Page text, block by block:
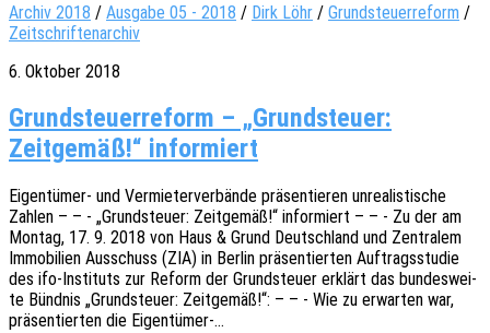
Archiv 2018 / Ausgabe 05 - 2018 / Dirk Löhr / Grundsteuerreform /
Zeitschriftenarchiv
6. Oktober 2018
Grundsteuerreform – „Grundsteuer:
Zeitgemäß!“ informiert
Eigen­­tü­­mer- und Vermie­ter­ver­bän­de präsen­tie­ren unrea­lis­ti­sche
Zahlen – – - „Grund­steu­er: Zeit­ge­mäß!“ infor­miert – – - Zu der am
Montag, 17. 9. 2018 von Haus & Grund Deutsch­land und Zentra­lem
Immo­bi­li­en Ausschuss (ZIA) in Berlin präsen­tier­ten Auftrags­stu­die
des ifo-Insti­­tuts zur Reform der Grund­steu­er erklärt das bundes­wei­
te Bünd­nis „Grund­steu­er: Zeit­ge­mäß!“: – – - Wie zu erwar­ten war,
präsen­tier­ten die Eigentümer-…